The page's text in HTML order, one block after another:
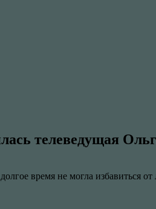
телеведущая
время не могла избавиться